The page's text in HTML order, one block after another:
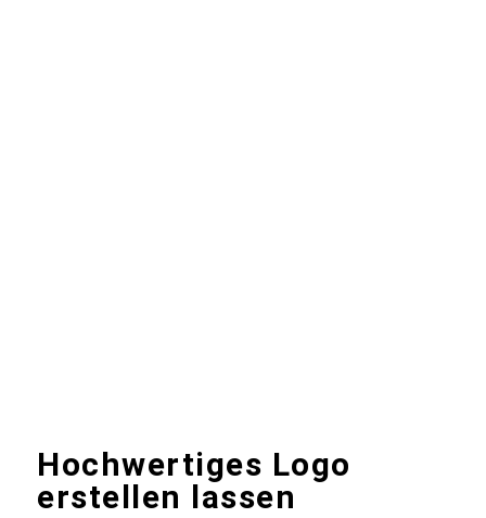
Hochwertiges Logo
erstellen lassen